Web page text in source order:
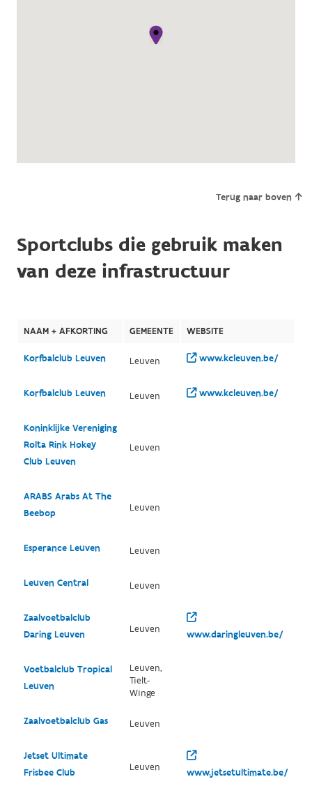
Terug naar boven
Sportclubs die gebruik maken
van deze infrastructuur
NAAM + AFKORTING GEMEENTE WEBSITE
Korfbalclub Leuven Leuven www.kcleuven.be/
Korfbalclub Leuven Leuven www.kcleuven.be/
Koninklijke Vereniging
Rolta Rink Hokey
Club Leuven
Leuven
ARABS Arabs At The
Beebop
Leuven
Esperance Leuven Leuven
Leuven Central Leuven
Zaalvoetbalclub
Daring Leuven
Leuven www.daringleuven.be/
Voetbalclub Tropical
Leuven
Leuven,
Tielt-
Winge
Zaalvoetbalclub Gas Leuven
Jetset Ultimate
Frisbee Club
Leuven www.jetsetultimate.be/